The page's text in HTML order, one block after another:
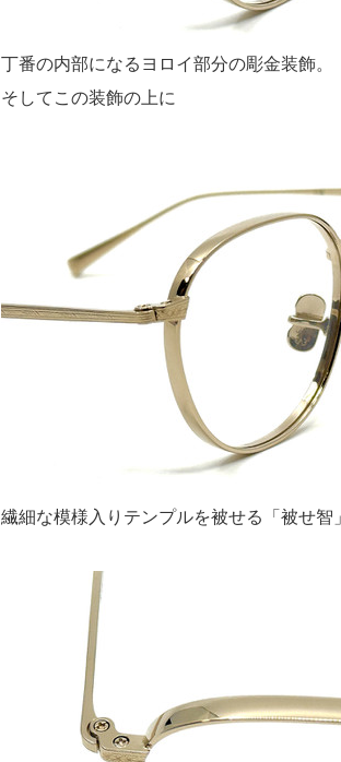
丁番の内部になるヨロイ部分の彫金装飾。
そしてこの装飾の上に
繊細な模様入りテンプルを被せる「被せ智